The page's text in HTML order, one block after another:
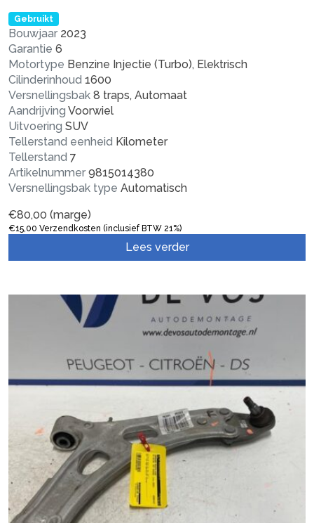
Gebruikt
Bouwjaar 2023
Garantie 6
Motortype Benzine Injectie (Turbo), Elektrisch
Cilinderinhoud 1600
Versnellingsbak 8 traps, Automaat
Aandrijving Voorwiel
Uitvoering SUV
Tellerstand eenheid Kilometer
Tellerstand 7
Artikelnummer 9815014380
Versnellingsbak type Automatisch
€80,00 (marge)
€15,00 Verzendkosten (inclusief BTW 21%)
Lees verder